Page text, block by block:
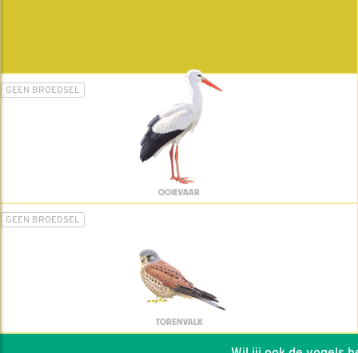
GEEN BROEDSEL
OOIEVAAR
GEEN BROEDSEL
TORENVALK